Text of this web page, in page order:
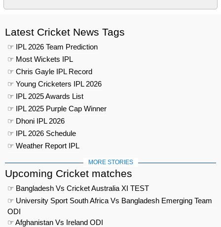
Latest Cricket News Tags
☞ IPL 2026 Team Prediction
☞ Most Wickets IPL
☞ Chris Gayle IPL Record
☞ Young Cricketers IPL 2026
☞ IPL 2025 Awards List
☞ IPL 2025 Purple Cap Winner
☞ Dhoni IPL 2026
☞ IPL 2026 Schedule
☞ Weather Report IPL
MORE STORIES
Upcoming Cricket matches
☞ Bangladesh Vs Cricket Australia XI TEST
☞ University Sport South Africa Vs Bangladesh Emerging Team
ODI
☞ Afghanistan Vs Ireland ODI